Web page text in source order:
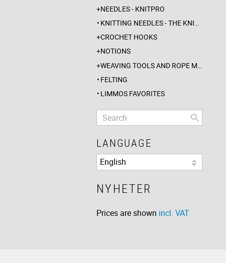
NEEDLES - KNITPRO
KNITTING NEEDLES - THE KNITTING BARBER
CROCHET HOOKS
NOTIONS
WEAVING TOOLS AND ROPE MAKING
FELTING
LIMMOS FAVORITES
LANGUAGE
NYHETER
Prices are shown incl. VAT